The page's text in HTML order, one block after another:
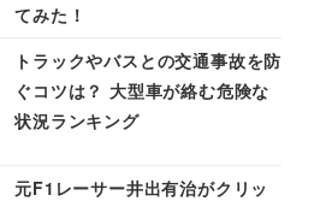
てみた！
トラックやバスとの交通事故を防
ぐコツは？ 大型車が絡む危険な
状況ランキング
元F1レーサー井出有治がクリッ